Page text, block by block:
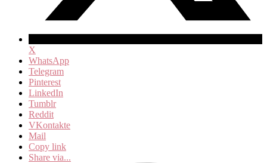
X
WhatsApp
Telegram
Pinterest
LinkedIn
Tumblr
Reddit
VKontakte
Mail
Copy link
Share via...